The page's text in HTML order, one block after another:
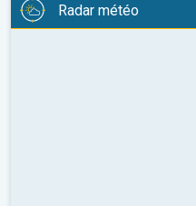
Radar météo